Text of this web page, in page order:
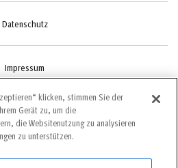
Datenschutz
Impressum
Einstellungen
klicken, stimmen Sie der
Gerät zu, um die
die Websitenutzung zu analysieren
zu unterstützen.